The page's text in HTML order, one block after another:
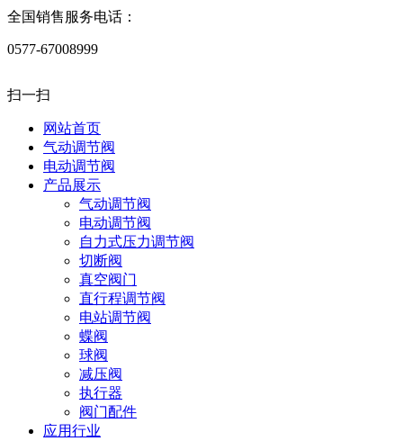
全国销售服务电话：
0577-67008999
扫一扫
网站首页
气动调节阀
电动调节阀
产品展示
气动调节阀
电动调节阀
自力式压力调节阀
切断阀
真空阀门
直行程调节阀
电站调节阀
蝶阀
球阀
减压阀
执行器
阀门配件
应用行业